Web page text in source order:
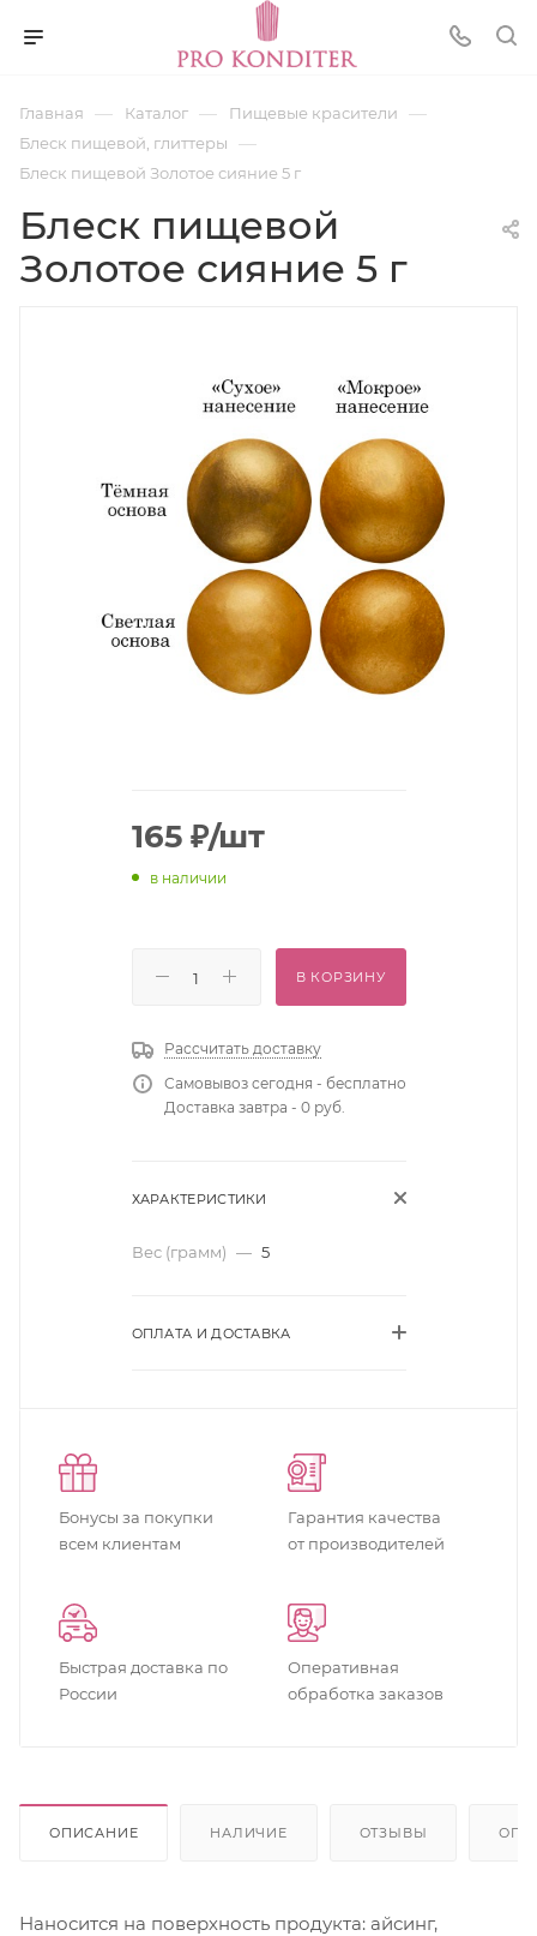
Главная — Каталог — Пищевые красители —
Блеск пищевой, глиттеры —
Блеск пищевой Золотое сияние 5 г
Блеск пищевой
Золотое сияние 5 г
165₽/шт
в наличии
В КОРЗИНУ
Рассчитать доставку
Самовывоз сегодня - бесплатно
Доставка завтра - 0 руб.
ХАРАКТЕРИСТИКИ
Вес (грамм) — 5
ОПЛАТА И ДОСТАВКА
Бонусы за покупки
всем клиентам
Гарантия качества
от производителей
Быстрая доставка по
России
Оперативная
обработка заказов
ОПИСАНИЕ НАЛИЧИЕ ОТЗЫВЫ
Наносится на поверхность продукта: айсинг,